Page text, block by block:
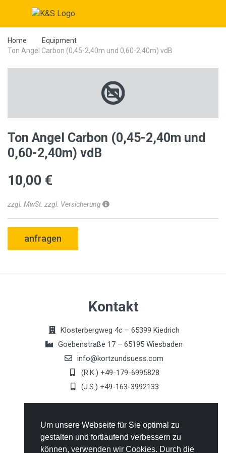
Um unsere Webseite für Sie optimal zu
gestalten und fortlaufend verbessern zu
können, verwenden wir Cookies. Durch die
Home
Equipment
Ton Angel Carbon (0,45-2,40m und 0,60-2,40m) vdB
Ton Angel Carbon (0,45-2,40m und
0,60-2,40m) vdB
10,00 €
zzgl. MwSt. zzgl. Versicherung
anfragen
Kontakt
Klosterbergweg 4c – 65399 Kiedrich
Goebenstraße 17 – 65195 Wiesbaden
info@kortzundsuess.com
(R.K.) +49-179-6995828
(J.S.) +49-163-3992133
Allgemeines
Kontakt